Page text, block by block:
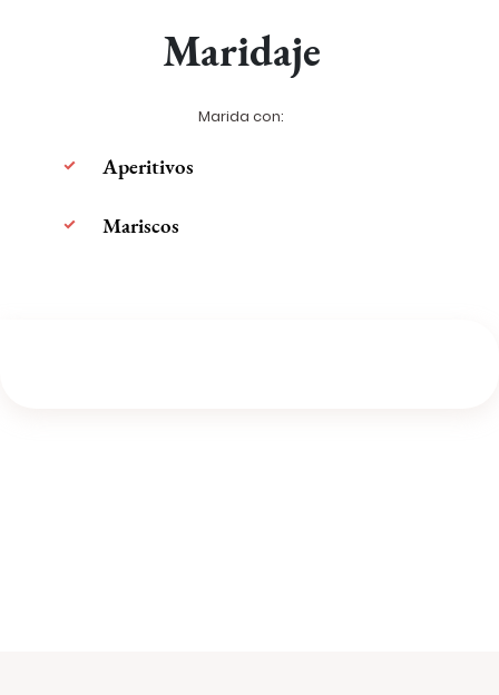
Maridaje
Marida con:
Aperitivos
Mariscos